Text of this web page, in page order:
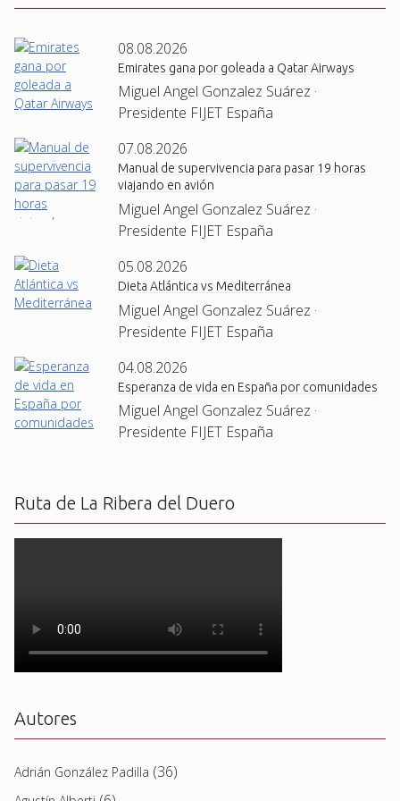
08.08.2026
Emirates gana por goleada a Qatar Airways
Miguel Angel Gonzalez Suárez ·
Presidente FIJET España
07.08.2026
Manual de supervivencia para pasar 19 horas
viajando en avión
Miguel Angel Gonzalez Suárez ·
Presidente FIJET España
05.08.2026
Dieta Atlántica vs Mediterránea
Miguel Angel Gonzalez Suárez ·
Presidente FIJET España
04.08.2026
Esperanza de vida en España por comunidades
Miguel Angel Gonzalez Suárez ·
Presidente FIJET España
Ruta de La Ribera del Duero
Autores
Adrián González Padilla (36)